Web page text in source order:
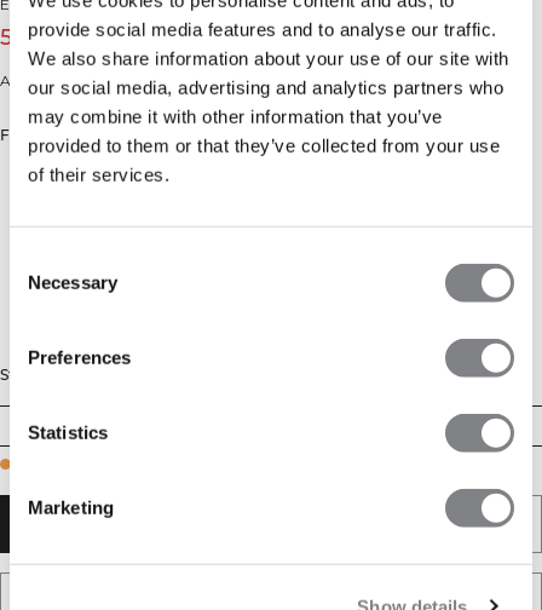
provide social media features and to analyse our traffic.
We also share information about your use of our site with
our social media, advertising and analytics partners who
may combine it with other information that you’ve
provided to them or that they’ve collected from your use
of their services.
Selection
Necessary
Preferences
Statistics
Marketing
Everyday Collection
519 DKK 649 DKK(-20%)
Afslappet crewneck med moderne print
Farve: Cream
Størrelse
XS XXL
TILFØJ TIL ØNSKESKYEN